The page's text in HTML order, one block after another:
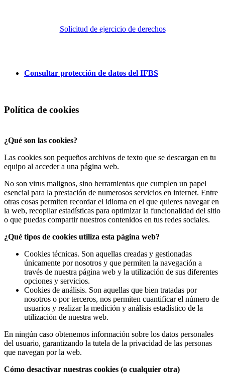
Solicitud de ejercicio de derechos
Consultar protección de datos del IFBS
Política de cookies
¿Qué son las cookies?
Las cookies son pequeños archivos de texto que se descargan en tu
equipo al acceder a una página web.
No son virus malignos, sino herramientas que cumplen un papel
esencial para la prestación de numerosos servicios en internet. Entre
otras cosas permiten recordar el idioma en el que quieres navegar en
la web, recopilar estadísticas para optimizar la funcionalidad del sitio
o que puedas compartir nuestros contenidos en tus redes sociales.
¿Qué tipos de cookies utiliza esta página web?
Cookies técnicas. Son aquellas creadas y gestionadas
únicamente por nosotros y que permiten la navegación a
través de nuestra página web y la utilización de sus diferentes
opciones y servicios.
Cookies de análisis. Son aquellas que bien tratadas por
nosotros o por terceros, nos permiten cuantificar el número de
usuarios y realizar la medición y análisis estadístico de la
utilización de nuestra web.
En ningún caso obtenemos información sobre los datos personales
del usuario, garantizando la tutela de la privacidad de las personas
que navegan por la web.
Cómo desactivar nuestras cookies (o cualquier otra)